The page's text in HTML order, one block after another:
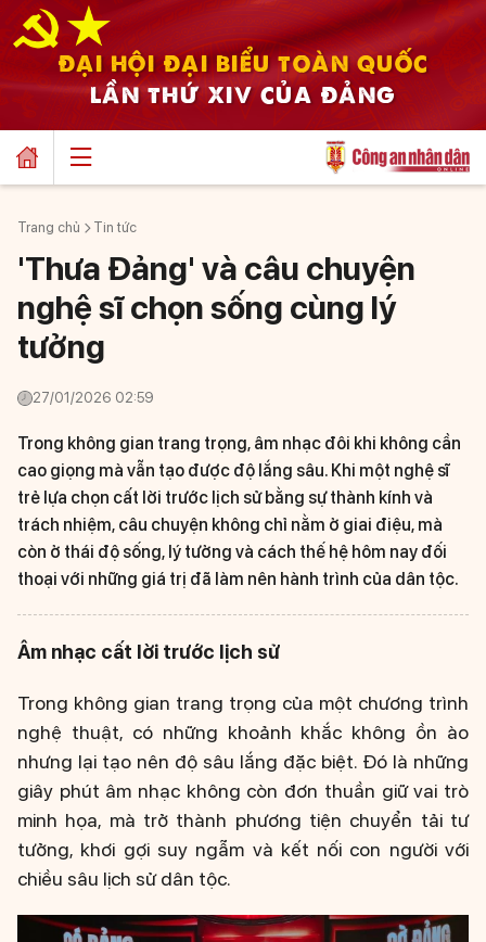
ĐẠI HỘI ĐẠI BIỂU TOÀN QUỐC
LẦN THỨ XIV CỦA ĐẢNG
Trang chủ Tin tức
'Thưa Đảng' và câu chuyện
nghệ sĩ chọn sống cùng lý
tưởng
27/01/2026 02:59
Trong không gian trang trọng, âm nhạc đôi khi không cần
cao giọng mà vẫn tạo được độ lắng sâu. Khi một nghệ sĩ
trẻ lựa chọn cất lời trước lịch sử bằng sự thành kính và
trách nhiệm, câu chuyện không chỉ nằm ở giai điệu, mà
còn ở thái độ sống, lý tưởng và cách thế hệ hôm nay đối
thoại với những giá trị đã làm nên hành trình của dân tộc.
Âm nhạc cất lời trước lịch sử
Trong không gian trang trọng của một chương trình
nghệ thuật, có những khoảnh khắc không ồn ào
nhưng lại tạo nên độ sâu lắng đặc biệt. Đó là những
giây phút âm nhạc không còn đơn thuần giữ vai trò
minh họa, mà trở thành phương tiện chuyển tải tư
tưởng, khơi gợi suy ngẫm và kết nối con người với
chiều sâu lịch sử dân tộc.